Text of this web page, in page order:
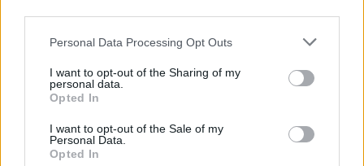
Please note that this website/app uses one or more Google
not limited to your visit or usage behaviour. You may click to
grant or deny consent to Google and its third-party tags to
use your data for below specified purposes in below Google
consent section.
Personal Data Processing Opt Outs
I want to opt-out of the Sharing of my
personal data.
Opted In
I want to opt-out of the Sale of my
Personal Data.
Opted In
Tanulmányok kimutatták, hogy a kimchi erjesztett
zöldségekből és fűszerekből álló keveréke jót tesz a
rendelkezik. Ezek segítenek csökkenteni a
vérnyomást és támogatják a szív egészségét.
A kimchi ízesebbé teheti az ételeit. Emellett fontos
tápanyagokat is biztosít az általános egészség
szempontjából. Íme néhány kulcsfontosságú kimchi-